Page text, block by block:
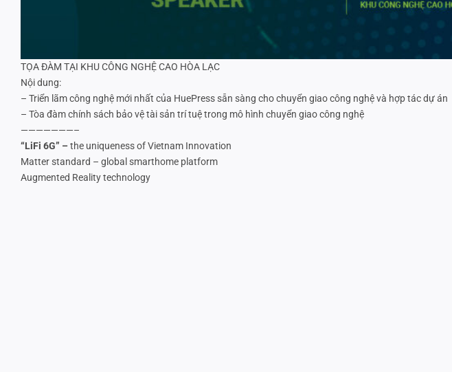
TỌA ĐÀM TẠI KHU CÔNG NGHỆ CAO HÒA LẠC
Nội dung:
– Triển lãm công nghệ mới nhất của HuePress sẵn sàng cho chuyển giao công nghệ và hợp tác dự án
– Tòa đàm chính sách bảo vệ tài sản trí tuệ trong mô hình chuyển giao công nghệ
———————–
“LiFi 6G” – the uniqueness of Vietnam Innovation
Matter standard – global smarthome platform
Augmented Reality technology